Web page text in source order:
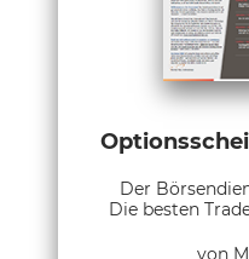
Der
Die besten
von